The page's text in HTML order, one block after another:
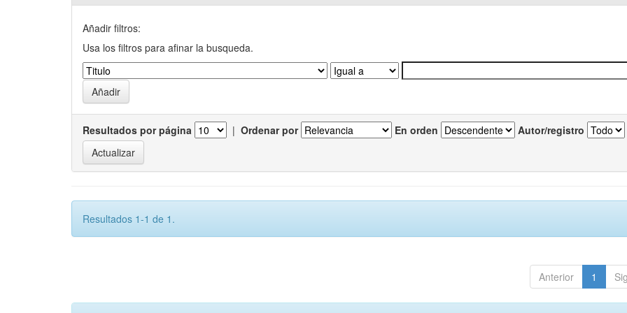
Añadir filtros:
Usa los filtros para afinar la busqueda.
Resultados por página | Ordenar por En orden Autor/registro
Resultados 1-1 de 1.
Anterior 1